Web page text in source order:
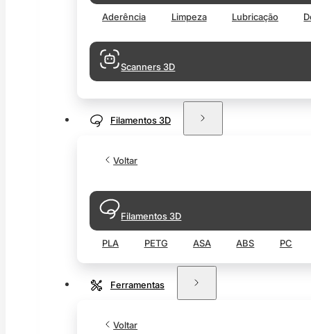
Aderência Limpeza Lubricação
Scanners 3D
Filamentos 3D
Voltar
Filamentos 3D
PLA PETG ASA ABS PC
Ferramentas
Voltar